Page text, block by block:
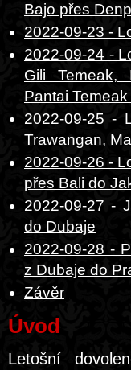
Bajo přes
2022-09-23 -
2022-09-24 -
Gili Temeak,
Pantai
2022-09-25 -
Trawangan,
2022-09-26 -
přes Bali do
2022-09-27 -
do Dubaje
2022-09-28 -
z Dubaje do
Závěr
Úvod
Letošní